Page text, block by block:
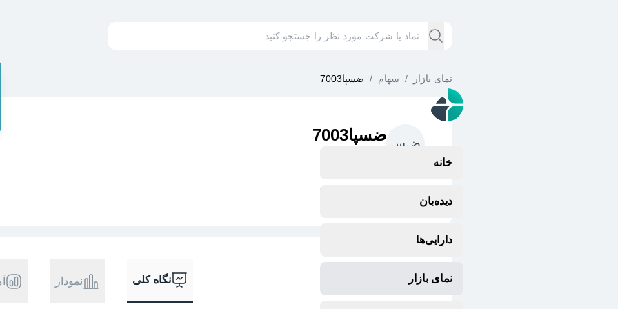
خانه
دیده‌بان
دارایی‌ها
نمای بازار
نمای بازار / سهام / ضسپا7003
ضس ضسپا7003
نگاه کلی نمودار